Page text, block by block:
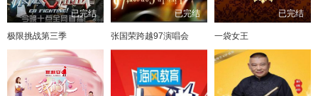
已完结
极限挑战第三季
已完结
张国荣跨越97演唱会
已完结
一袋女王